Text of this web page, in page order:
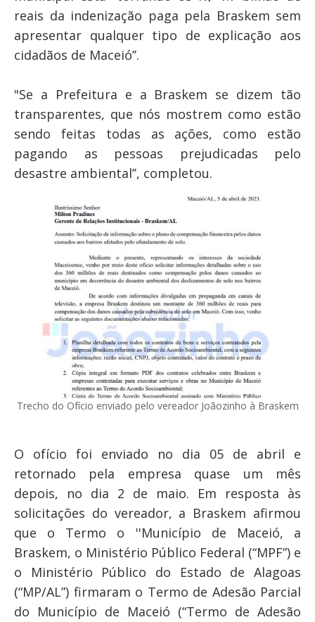
reais da indenização paga pela Braskem sem
apresentar qualquer tipo de explicação aos
cidadãos de Maceió’’.
"Se a Prefeitura e a Braskem se dizem tão
transparentes, que nós mostrem como estão
sendo feitas todas as ações, como estão
pagando as pessoas prejudicadas pelo
desastre ambiental’’, completou.
Trecho do Ofício enviado pelo vereador Joãozinho à Braskem
O ofício foi enviado no dia 05 de abril e
retornado pela empresa quase um mês
depois, no dia 2 de maio. Em resposta às
solicitações do vereador, a Braskem afirmou
que o Termo o ''Município de Maceió, a
Braskem, o Ministério Público Federal (“MPF”) e
o Ministério Público do Estado de Alagoas
(“MP/AL”) firmaram o Termo de Adesão Parcial
do Município de Maceió (“Termo de Adesão